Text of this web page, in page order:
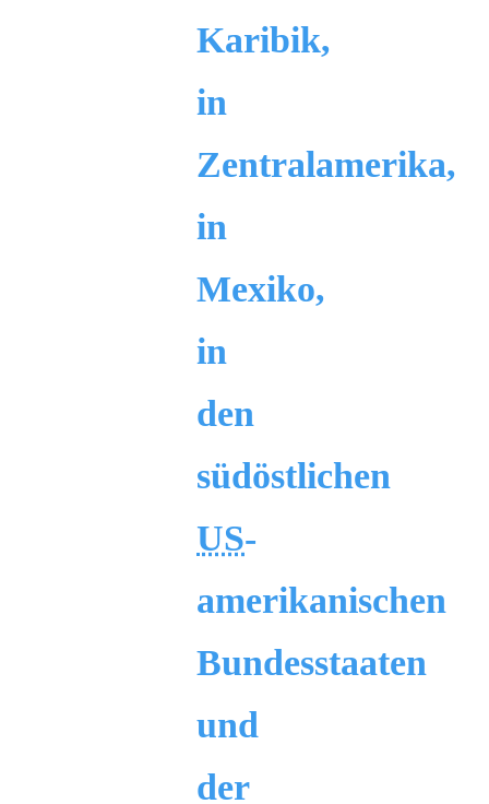
Karibik,
in
Zentralamerika,
in
Mexiko,
in
den
südöstlichen
US-
amerikanischen
Bundesstaaten
und
der